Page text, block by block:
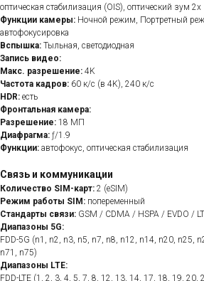
оптическая стабилизация (OIS), оптический зум 2x
Функции камеры: Ночной режим, Портретный
автофокусировка
Вспышка: Тыльная, светодиодная
Запись видео:
Макс. разрешение: 4K
Частота кадров: 60 к/с (в 4K), 240 к/с
HDR: есть
Фронтальная камера:
Разрешение: 18 МП
Диафрагма: ƒ/1.9
Функции: автофокус, оптическая стабилизация
Связь и коммуникации
Количество SIM-карт: 2 (eSIM)
Режим работы SIM: попеременный
Стандарты связи: GSM / CDMA / HSPA / EVDO /
Диапазоны 5G:
FDD-5G (n1, n2, n3, n5, n7, n8, n12, n14, n20, n25,
n71, n75)
Диапазоны LTE:
FDD-LTE (1, 2, 3, 4, 5, 7, 8, 12, 13, 14, 17, 18, 19,